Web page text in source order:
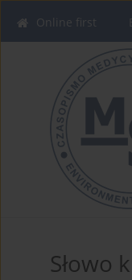
Online first
Słowo